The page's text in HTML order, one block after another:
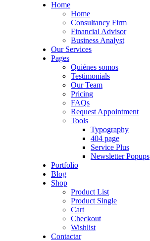
Home
Home
Consultancy Firm
Financial Advisor
Business Analyst
Our Services
Pages
Quiénes somos
Testimonials
Our Team
Pricing
FAQs
Request Appointment
Tools
Typography
404 page
Service Plus
Newsletter Popups
Portfolio
Blog
Shop
Product List
Product Single
Cart
Checkout
Wishlist
Contactar